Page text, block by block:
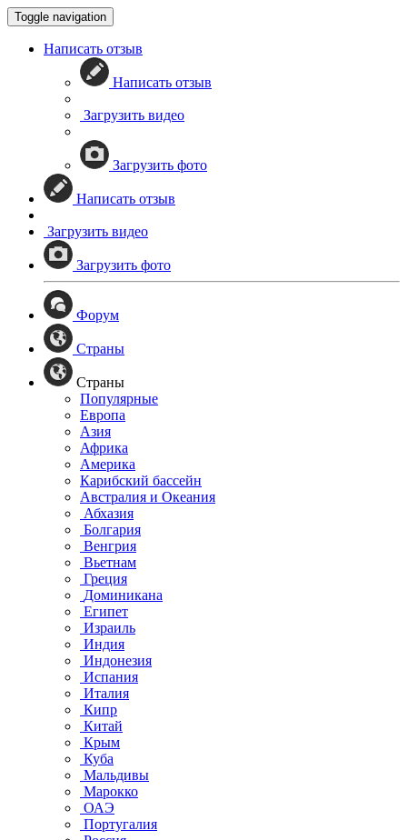
Toggle navigation
Написать отзыв
Написать отзыв
Загрузить видео
Загрузить фото
Написать отзыв
Загрузить видео
Загрузить фото
Форум
Страны
Страны
Популярные
Европа
Азия
Африка
Америка
Карибский бассейн
Австралия и Океания
Абхазия
Болгария
Венгрия
Вьетнам
Греция
Доминикана
Египет
Израиль
Индия
Индонезия
Испания
Италия
Кипр
Китай
Крым
Куба
Мальдивы
Марокко
ОАЭ
Португалия